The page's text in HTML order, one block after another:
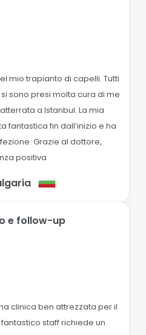
mio trapianto di capelli. Tutti
sono presi molta cura di me
a Istanbul. La mia
fantastica fin dall’inizio e ha
Grazie al dottore,
positiva
e follow-up
clinica ben attrezzata per il
staff richiede un